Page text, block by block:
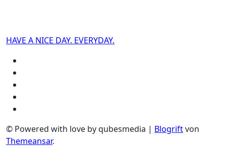
HAVE A NICE DAY. EVERYDAY.
© Powered with love by qubesmedia | Blogriftvon
Themeansar.